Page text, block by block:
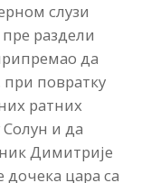
слузи
раздели
да
при повратку
ратних
и да
Димитрије
цара са